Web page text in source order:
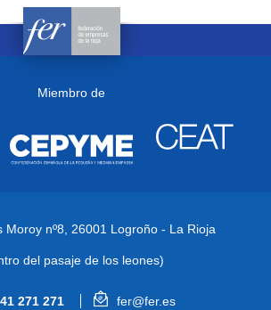
Miembro de
Moroy nº8, 26001 Logroño - La Rioja
del pasaje de los leones)
271 271 fer@fer.es